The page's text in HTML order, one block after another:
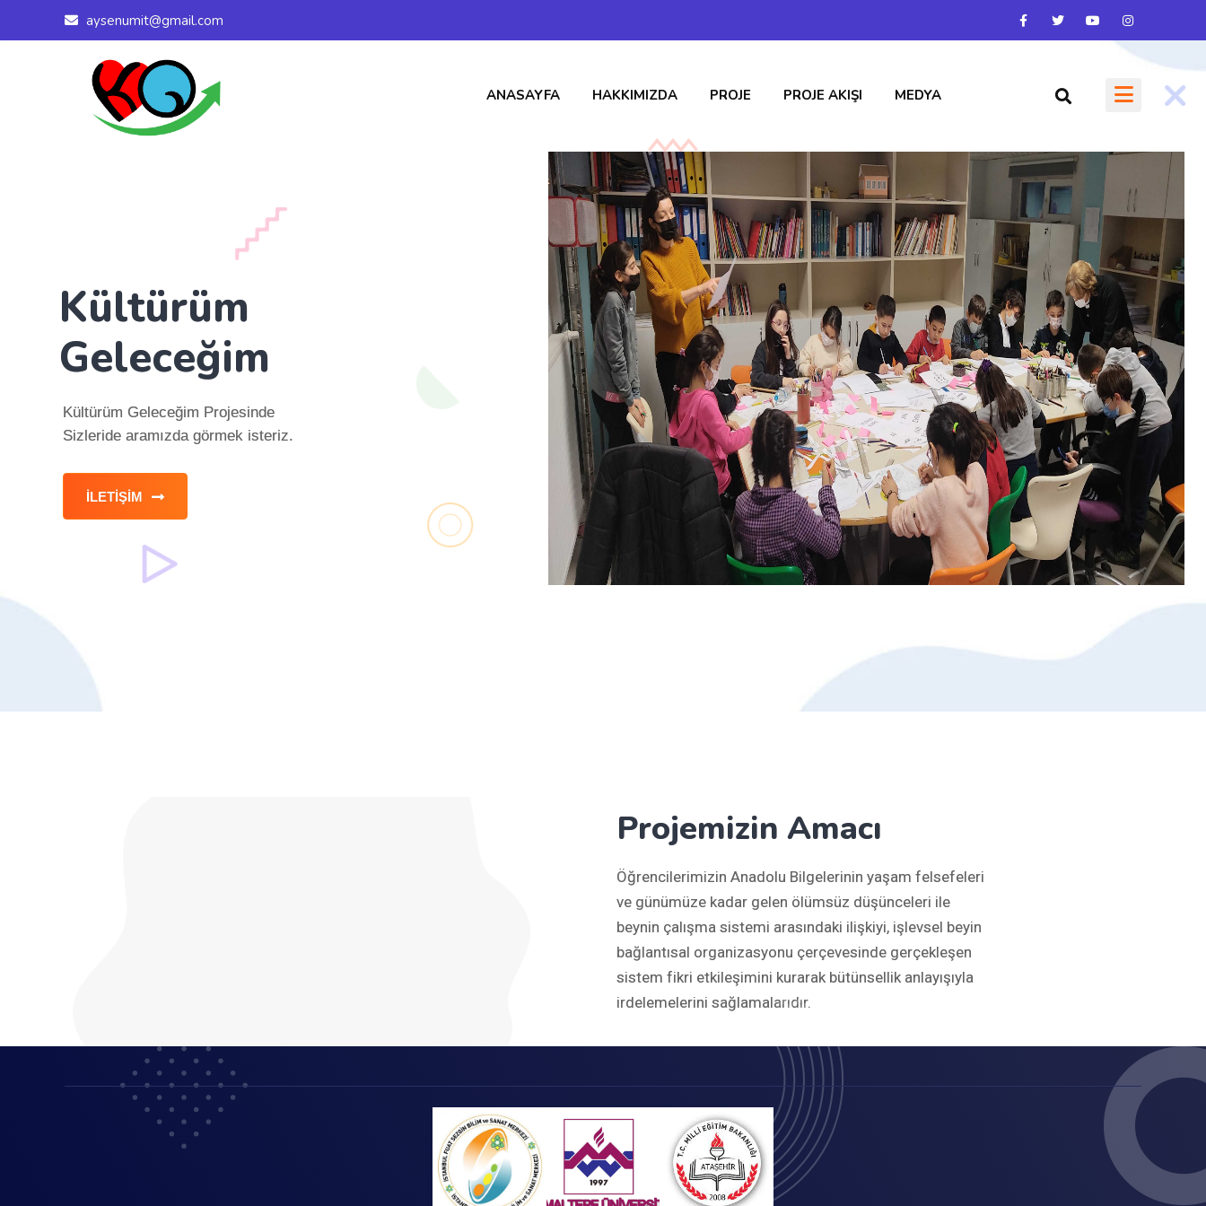
aysenumit@gmail.com
ANASAYFA HAKKIMIZDA PROJE PROJE AKIŞI MEDYA
İLETIŞIM
Kültürüm Geleceğim Projesinde
Sizleride aramızda görmek isteriz.
Kültürüm
Geleceğim
Projemizin Amacı
Öğrencilerimizin Anadolu Bilgelerinin yaşam felsefeleri
ve günümüze kadar gelen ölümsüz düşünceleri ile
beynin çalışma sistemi arasındaki ilişkiyi, işlevsel beyin
bağlantısal organizasyonu çerçevesinde gerçekleşen
sistem fikri etkileşimini kurarak bütünsellik anlayışıyla
irdelemelerini sağlamalarıdır.